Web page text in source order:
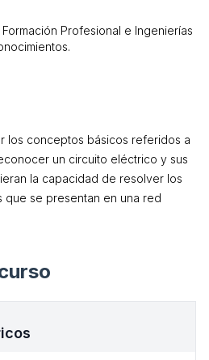
Profesional e Ingenierías
los conceptos básicos referidos a
un circuito eléctrico y sus
la capacidad de resolver los
que se presentan en una red